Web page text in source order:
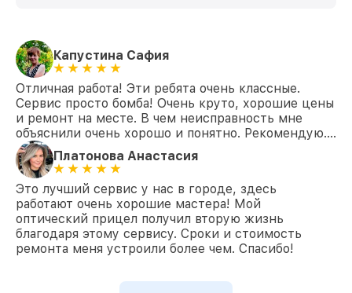
Капустина Сафия
Отличная работа! Эти ребята очень классные.
Сервис просто бомба! Очень круто, хорошие цены
и ремонт на месте. В чем неисправность мне
объяснили очень хорошо и понятно. Рекомендую….
Платонова Анастасия
Это лучший сервис у нас в городе, здесь
работают очень хорошие мастера! Мой
оптический прицел получил вторую жизнь
благодаря этому сервису. Сроки и стоимость
ремонта меня устроили более чем. Спасибо!